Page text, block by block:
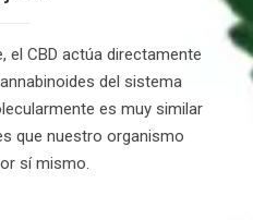
el CBD actúa directamente
del sistema
es muy similar
que nuestro organismo
sí mismo.